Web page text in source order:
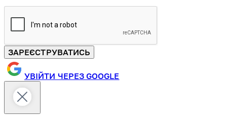
ЗАРЕЄСТРУВАТИСЬ
УВІЙТИ ЧЕРЕЗ GOOGLE